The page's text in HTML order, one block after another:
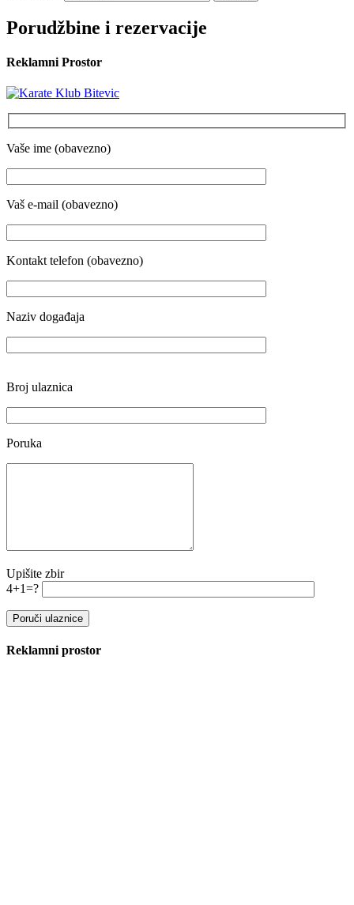
Porudžbine i rezervacije
Reklamni Prostor
Vaše ime (obavezno)
Vaš e-mail (obavezno)
Kontakt telefon (obavezno)
Naziv događaja
Broj ulaznica
Poruka
Upišite zbir
4+1=?
Reklamni prostor